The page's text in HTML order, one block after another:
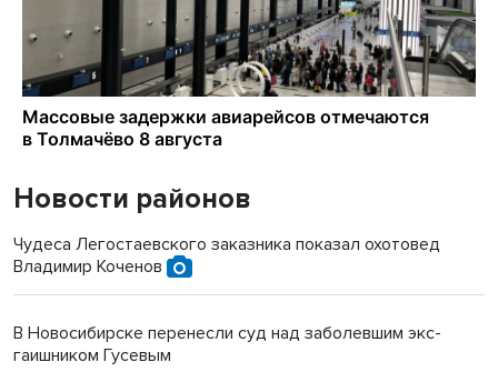
Новости районов
Чудеса Легостаевского заказника показал охотовед
Владимир Коченов
В Новосибирске перенесли суд над заболевшим экс-
гаишником Гусевым